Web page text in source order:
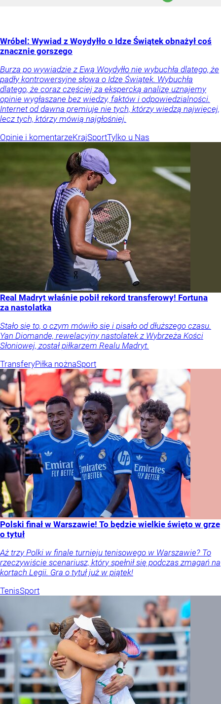
Wróbel: Wywiad z Woydyłło o Idze Świątek obnażył coś
znacznie gorszego
Burza po wywiadzie z Ewą Woydyłło nie wybuchła dlatego, że
padły kontrowersyjne słowa o Idze Świątek. Wybuchła
dlatego, że coraz częściej za ekspercką analizę uznajemy
opinie wygłaszane bez wiedzy, faktów i odpowiedzialności.
Internet od dawna premiuje nie tych, którzy wiedzą najwięcej,
lecz tych, którzy mówią najgłośniej.
Opinie i komentarzeKrajSportTylko u Nas
Real Madryt właśnie pobił rekord transferowy! Fortuna
za nastolatka
Stało się to, o czym mówiło się i pisało od dłuższego czasu.
Yan Diomande, rewelacyjny nastolatek z Wybrzeża Kości
Słoniowej, został piłkarzem Realu Madryt.
TransferyPiłka nożnaSport
Polski finał w Warszawie! To będzie wielkie święto w grze
o tytuł
Aż trzy Polki w finale turnieju tenisowego w Warszawie? To
rzeczywiście scenariusz, który spełnił się podczas zmagań na
kortach Legii. Gra o tytuł już w piątek!
TenisSport